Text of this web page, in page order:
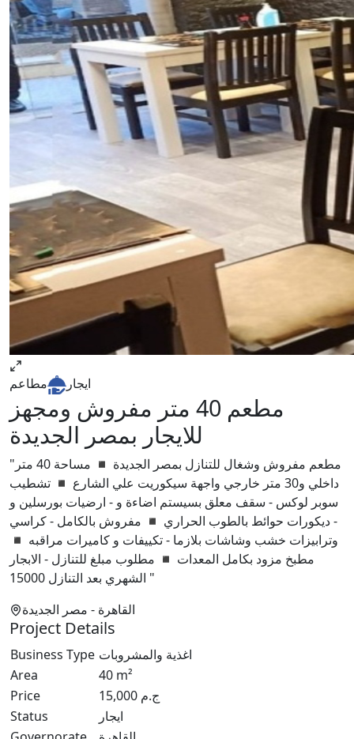
ايجار مطاعم
مطعم 40 متر مفروش ومجهز
للايجار بمصر الجديدة
"مطعم مفروش وشغال للتنازل بمصر الجديدة ◾ مساحة 40 متر
داخلي و30 متر خارجي واجهة سيكوريت علي الشارع ◾ تشطيب
سوبر لوكس - سقف معلق بسيستم اضاءة و - ارضيات بورسلين و
- ديكورات حوائط بالطوب الحراري ◾ مفروش بالكامل - كراسي
وترابيزات خشب وشاشات بلازما - تكييفات و كاميرات مراقبه ◾
مطبخ مزود بكامل المعدات ◾ مطلوب مبلغ للتنازل - الابجار
الشهري بعد التنازل 15000 "
القاهرة - مصر الجديدة
Project Details
Business Type اغذية والمشروبات
Area
40 m²
Price
15,000 ج.م
Status
ايجار